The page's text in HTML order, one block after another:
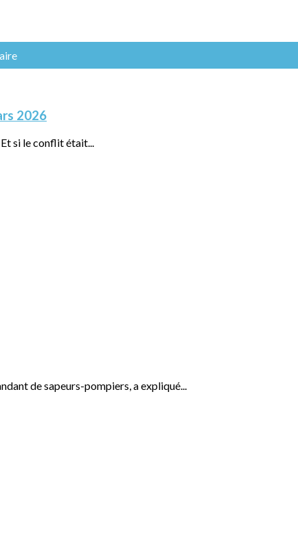
2026
si le conflit était...
de sapeurs-pompiers, a expliqué...